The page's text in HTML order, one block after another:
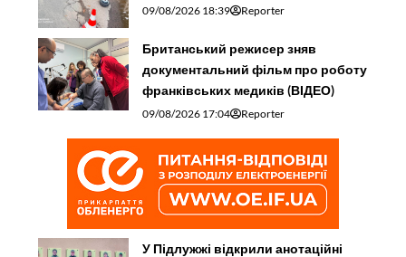
09/08/2026 18:39 Reporter
Британський режисер зняв
документальний фільм про роботу
франківських медиків (ВІДЕО)
09/08/2026 17:04 Reporter
У Підлужжі відкрили анотаційні